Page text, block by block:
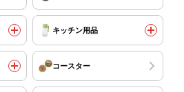
キッチン用品
コースター